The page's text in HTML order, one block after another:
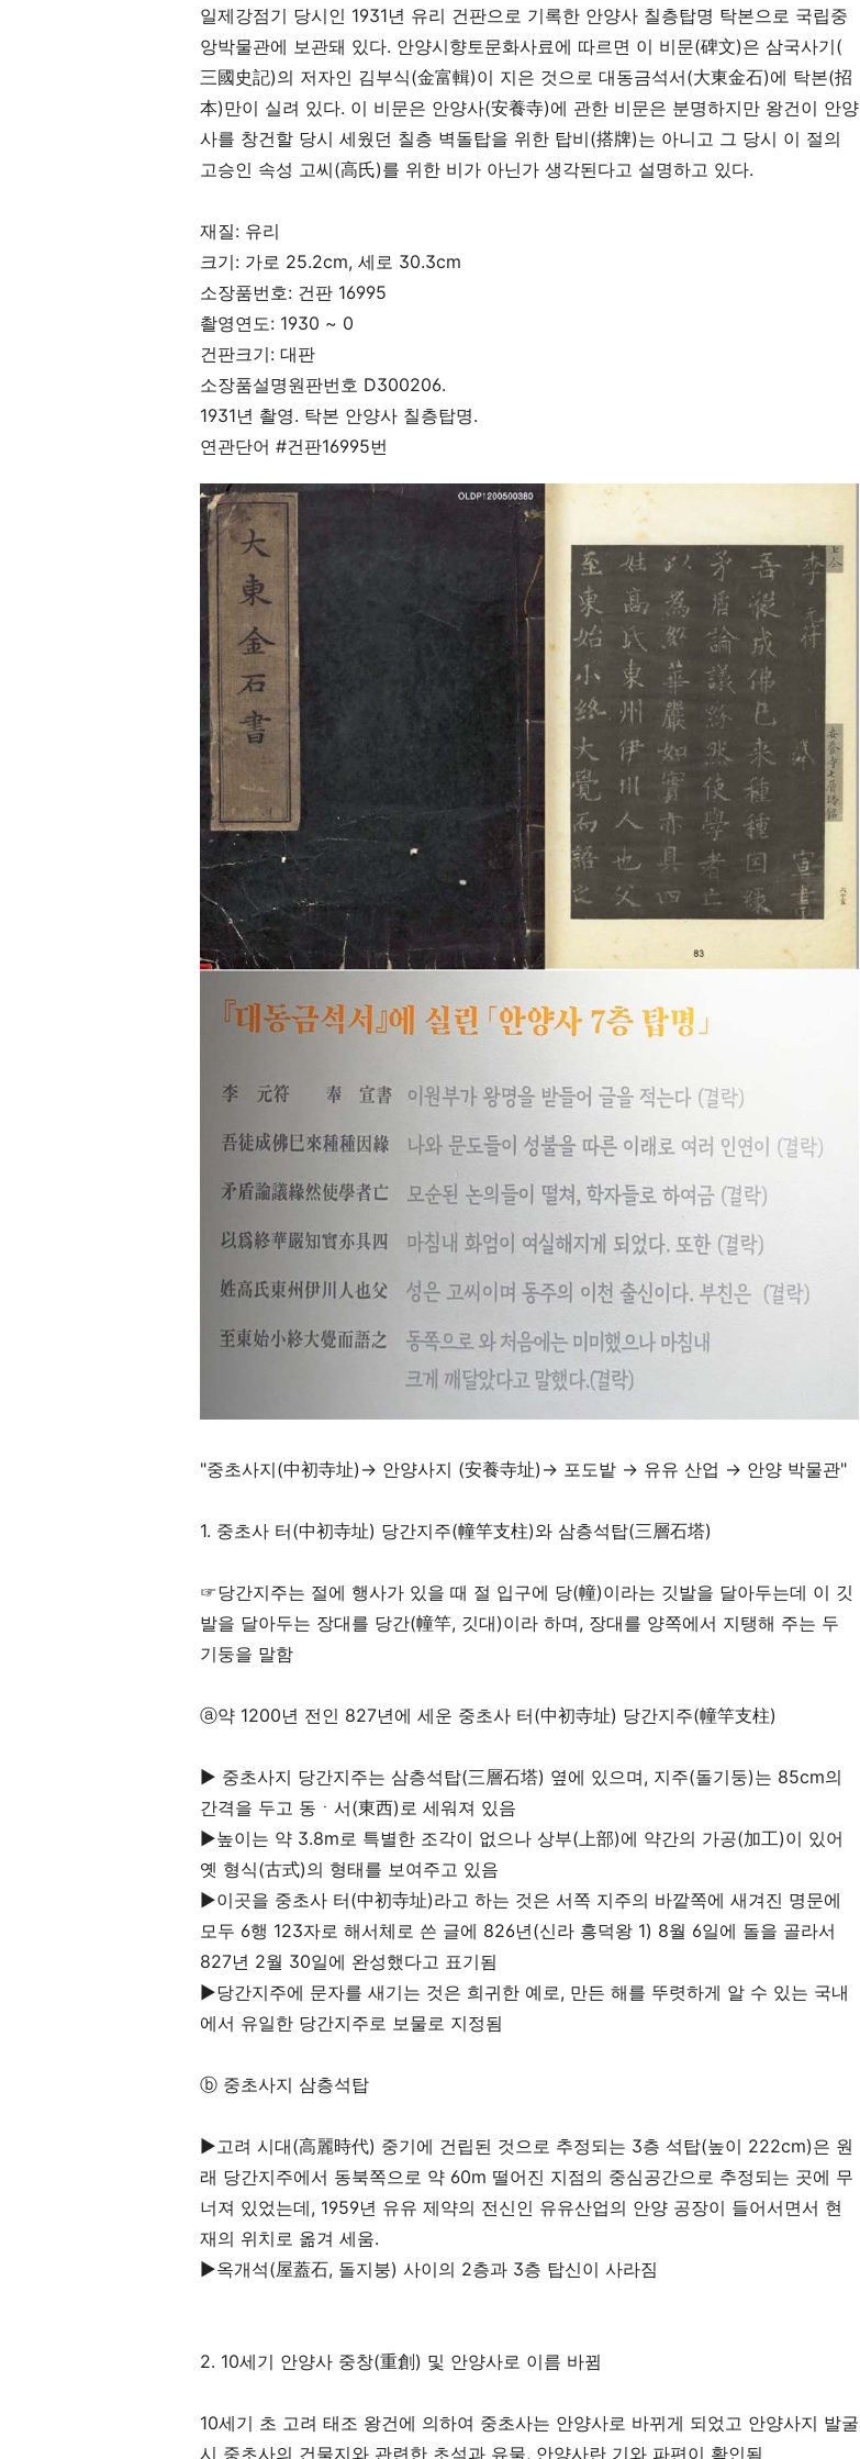
일제강점기 당시인 1931년 유리 건판으로 기록한 안양사 칠층탑명 탁본으로 국립중
앙박물관에 보관돼 있다. 안양시향토문화사료에 따르면 이 비문(碑文)은 삼국사기(
三國史記)의 저자인 김부식(金富輯)이 지은 것으로 대동금석서(大東金石)에 탁본(招
本)만이 실려 있다. 이 비문은 안양사(安養寺)에 관한 비문은 분명하지만 왕건이 안양
사를 창건할 당시 세웠던 칠층 벽돌탑을 위한 탑비(搭牌)는 아니고 그 당시 이 절의
고승인 속성 고씨(高氏)를 위한 비가 아닌가 생각된다고 설명하고 있다.
재질: 유리
크기: 가로 25.2cm, 세로 30.3cm
소장품번호: 건판 16995
촬영연도: 1930 ~ 0
건판크기: 대판
소장품설명원판번호 D300206.
1931년 촬영. 탁본 안양사 칠층탑명.
연관단어 #건판16995번
"중초사지(中初寺址) → 안양사지 (安養寺址) → 포도밭 → 유유 산업 → 안양 박물관"
1. 중초사 터(中初寺址) 당간지주(幢竿支柱)와 삼층석탑(三層石塔)
☞당간지주는 절에 행사가 있을 때 절 입구에 당(幢)이라는 깃발을 달아두는데 이 깃
발을 달아두는 장대를 당간(幢竿, 깃대)이라 하며, 장대를 양쪽에서 지탱해 주는 두
기둥을 말함
ⓐ약 1200년 전인 827년에 세운 중초사 터(中初寺址) 당간지주(幢竿支柱)
▶ 중초사지 당간지주는 삼층석탑(三層石塔) 옆에 있으며, 지주(돌기둥)는 85cm의
간격을 두고 동 ㆍ 서(東西)로 세워져 있음
▶높이는 약 3.8m로 특별한 조각이 없으나 상부(上部)에 약간의 가공(加工)이 있어
옛 형식(古式)의 형태를 보여주고 있음
▶이곳을 중초사 터(中初寺址)라고 하는 것은 서쪽 지주의 바깥쪽에 새겨진 명문에
모두 6행 123자로 해서체로 쓴 글에 826년(신라 흥덕왕 1) 8월 6일에 돌을 골라서
827년 2월 30일에 완성했다고 표기됨
▶당간지주에 문자를 새기는 것은 희귀한 예로, 만든 해를 뚜렷하게 알 수 있는 국내
에서 유일한 당간지주로 보물로 지정됨
ⓑ 중초사지 삼층석탑
▶고려 시대(高麗時代) 중기에 건립된 것으로 추정되는 3층 석탑(높이 222cm)은 원
래 당간지주에서 동북쪽으로 약 60m 떨어진 지점의 중심공간으로 추정되는 곳에 무
너져 있었는데, 1959년 유유 제약의 전신인 유유산업의 안양 공장이 들어서면서 현
재의 위치로 옮겨 세움.
▶옥개석(屋蓋石, 돌지붕) 사이의 2층과 3층 탑신이 사라짐
2. 10세기 안양사 중창(重創) 및 안양사로 이름 바뀜
10세기 초 고려 태조 왕건에 의하여 중초사는 안양사로 바뀌게 되었고 안양사지 발굴
시 중초사의 건물지와 관련한 초석과 유물, 안양사란 기와 파편이 확인됨